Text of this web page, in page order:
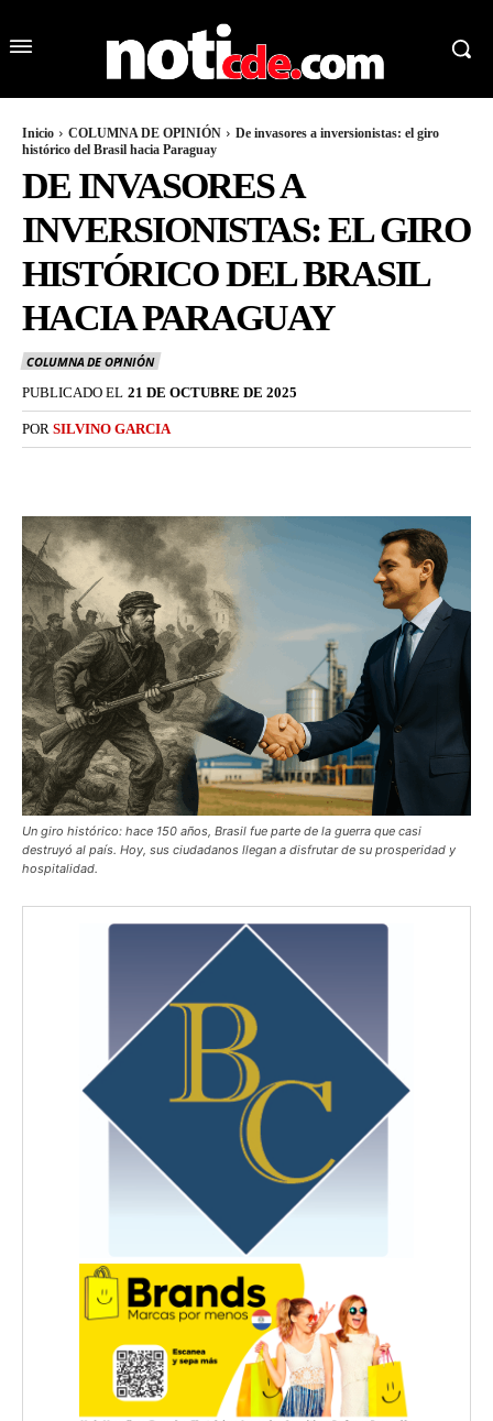
Inicio COLUMNA DE OPINIÓN
De invasores a inversionistas: el giro
histórico del Brasil hacia Paraguay
DE INVASORES A
INVERSIONISTAS: EL GIRO
HISTÓRICO DEL BRASIL
HACIA PARAGUAY
COLUMNA DE OPINIÓN
PUBLICADO EL 21 DE OCTUBRE DE 2025
POR SILVINO GARCIA
Un giro histórico: hace 150 años, Brasil fue parte de la guerra que casi
destruyó al país. Hoy, sus ciudadanos llegan a disfrutar de su prosperidad y
hospitalidad.